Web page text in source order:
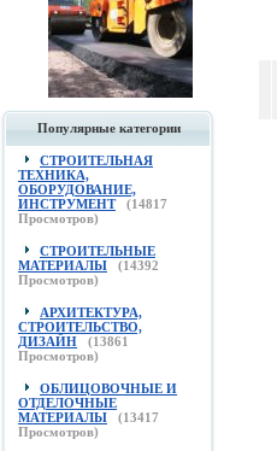
Популярные категории
СТРОИТЕЛЬНАЯ
ТЕХНИКА,
ОБОРУДОВАНИЕ,
ИНСТРУМЕНТ
(14817
Просмотров)
СТРОИТЕЛЬНЫЕ
МАТЕРИАЛЫ
(14392
Просмотров)
АРХИТЕКТУРА,
СТРОИТЕЛЬСТВО,
ДИЗАЙН
(13861
Просмотров)
ОБЛИЦОВОЧНЫЕ И
ОТДЕЛОЧНЫЕ
МАТЕРИАЛЫ
(13417
Просмотров)